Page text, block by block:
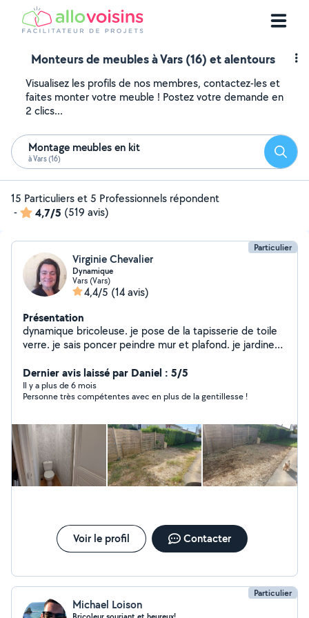
Monteurs de meubles à Vars (16) et alentours
Visualisez les profils de nos membres, contactez-les et
faites monter votre meuble ! Postez votre demande en
2 clics...
Montage meubles en kit
à Vars (16)
15 Particuliers et 5 Professionnels répondent
-
4,7/5 (519 avis)
Particulier
Virginie Chevalier
Dynamique
Vars (Vars)
4,4/5 (14 avis)
Présentation
dynamique bricoleuse. je pose de la tapisserie de toile
verre. je sais poncer peindre mur et plafond. je jardine
monte également des meubles et entretenir vos jardins.
bref n'hésitez pas à me demander des renseignements
complémentaires je vous répondrais avec grand plaisir.
Dernier avis laissé par Daniel : 5/5
Il y a plus de 6 mois
Personne très compétentes avec en plus de la gentillesse !
Voir le profil Contacter
Particulier
Michael Loison